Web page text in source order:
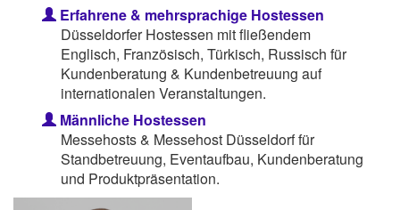
Erfahrene & mehrsprachige Hostessen
Düsseldorfer Hostessen mit fließendem
Englisch, Französisch, Türkisch, Russisch für
Kundenberatung & Kundenbetreuung auf
internationalen Veranstaltungen.
Männliche Hostessen
Messehosts & Messehost Düsseldorf für
Standbetreuung, Eventaufbau, Kundenberatung
und Produktpräsentation.